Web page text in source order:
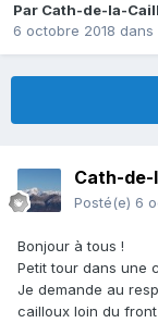
Par Cath-de-la-
6 octobre 2018 dans
Cath-de-
Posté(e) 6
Bonjour à tous !
Petit tour dans une
Je demande au
cailloux loin du